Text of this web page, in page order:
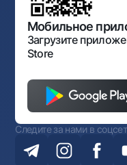
Открытые данные
Антимонопольный
Мобильное
Загрузите
Store
Следите за нами в